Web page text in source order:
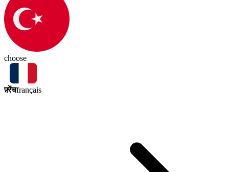
choose
फ़्रेंचfrançais